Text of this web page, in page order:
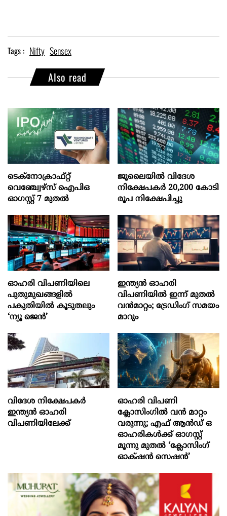
Tags : Nifty Sensex
Also read
ടെക്‌നോക്രാഫ്‌റ്റ്‌
വെഞ്ച്വേഴ്‌സ്‌ ഐപിഒ
ഓഗസ്റ്റ്‌ 7 മുതല്‍
ജൂലൈയില്‍ വിദേശ
നിക്ഷേപകര്‍ 20,200 കോടി
രൂപ നിക്ഷേപിച്ചു
ഓഹരി വിപണിയിലെ
പുതുമുഖങ്ങളിൽ
പകുതിയിൽ കൂടുതലും
‘ന്യൂ ജെൻ’
ഇന്ത്യൻ ഓഹരി
വിപണിയിൽ ഇന്ന് മുതൽ
വൻമാറ്റം; ട്രേഡിംഗ് സമയം
മാറും
വിദേശ നിക്ഷേപകര്‍
ഇന്ത്യൻ ഓഹരി
വിപണിയിലേക്ക്
ഓഹരി വിപണി
ക്ലോസിംഗിൽ വൻ മാറ്റം
വരുന്നു; എഫ് ആൻഡ് ഒ
ഓഹരികൾക്ക് ഓഗസ്റ്റ്
മൂന്നു മുതൽ ‘ക്ലോസിംഗ്
ഓക്‌ഷൻ സെഷൻ’